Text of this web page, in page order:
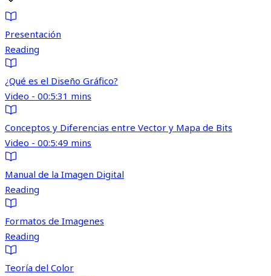
Presentación
Reading
¿Qué es el Diseño Gráfico?
Video - 00:5:31 mins
Conceptos y Diferencias entre Vector y Mapa de Bits
Video - 00:5:49 mins
Manual de la Imagen Digital
Reading
Formatos de Imagenes
Reading
Teoría del Color